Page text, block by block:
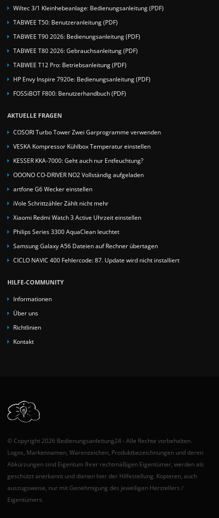
Wiltec 3/1 Kleinhebeanlage: Bedienungsanleitung (PDF)
TABWEE T50: Benutzeranleitung (PDF)
TABWEE T90 2026: Bedienungsanleitung (PDF)
TABWEE T80 2026: Gebrauchsanleitung (PDF)
TABWEE T12 Pro: Betriebsanleitung (PDF)
HP Envy Inspire 7920e: Bedienungsanleitung (PDF)
FOSSiBOT F800: Benutzerhandbuch (PDF)
AKTUELLE FRAGEN
COSORI Turbo Tower Zwei Garprogramme verwenden
VESKA Kompressor Kühlbox Temperatur einstellen
KESSER KKA-7000: Geht auch nur Entfeuchtung?
OOONO CO-DRIVER NO2 Vollständig aufgeladen
artfone G6 Wecker einstellen
iVole Schrittzähler Zählt nicht mehr
Xiaomi Redmi Watch 3 Active Uhrzeit einstellen
Philips Series 3300 AquaClean leuchtet
Samsung Galaxy A56 Dateien auf Rechner übertagen
CICLO NAVIC 400 Fehlercode: 87. Update wird nicht installiert
HILFE-COMMUNITY
Informationen
Über uns
Richtlinien
Kontakt
© Copyright 2026 Bedienungsanleitung24 - Alle Rechte vorbehalten.
Logos, Markennamen, Warenzeichen, Produktbezeichnungen und deren
Abkürzungen sind Eigentum Ihrer rechtmäßigen Eigentümer, werden als
geschützt anerkannt und dienen hier der Hilfestellung. Kopieren, auch
auszugsweise, nur mit Genehmigung des jeweiligen Herstellers /
Eigentümers.